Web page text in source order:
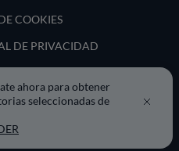
COOKIES
DE PRIVACIDAD
ahora para obtener
seleccionadas de